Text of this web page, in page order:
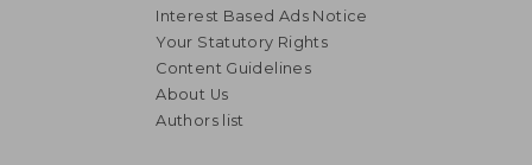
Interest Based Ads Notice
Your Statutory Rights
Content Guidelines
About Us
Authors list